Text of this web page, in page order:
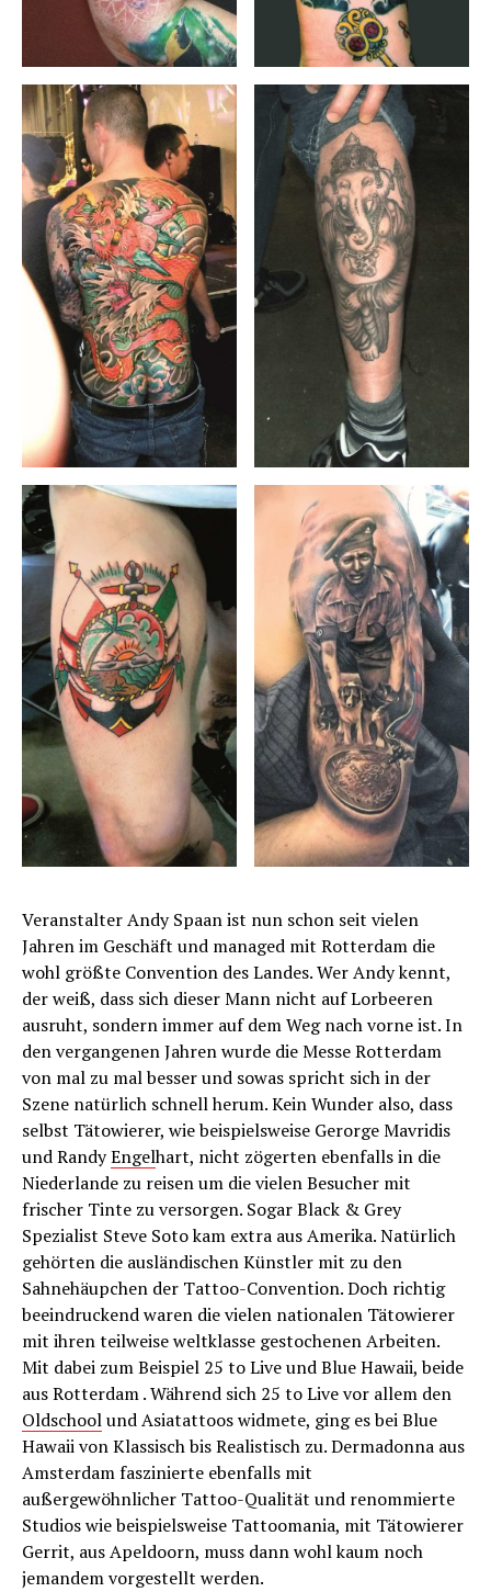
Veranstalter Andy Spaan ist nun schon seit vielen
Jahren im Geschäft und managed mit Rotterdam die
wohl größte Convention des Landes. Wer Andy kennt,
der weiß, dass sich dieser Mann nicht auf Lorbeeren
ausruht, sondern immer auf dem Weg nach vorne ist. In
den vergangenen Jahren wurde die Messe Rotterdam
von mal zu mal besser und sowas spricht sich in der
Szene natürlich schnell herum. Kein Wunder also, dass
selbst Tätowierer, wie beispielsweise Gerorge Mavridis
und RandyEngelhart, nicht zögerten ebenfalls in die
Niederlande zu reisen um die vielen Besucher mit
frischer Tinte zu versorgen. Sogar Black & Grey
Spezialist Steve Soto kam extra aus Amerika. Natürlich
gehörten die ausländischen Künstler mit zu den
Sahnehäupchen der Tattoo-Convention. Doch richtig
beeindruckend waren die vielen nationalen Tätowierer
mit ihren teilweise weltklasse gestochenen Arbeiten.
Mit dabei zum Beispiel 25 to Live und Blue Hawaii, beide
aus Rotterdam . Während sich 25 to Live vor allem den
Oldschoolund Asiatattoos widmete, ging es bei Blue
Hawaii von Klassisch bis Realistisch zu. Dermadonna aus
Amsterdam faszinierte ebenfalls mit
außergewöhnlicher Tattoo-Qualität und renommierte
Studios wie beispielsweise Tattoomania, mit Tätowierer
Gerrit, aus Apeldoorn, muss dann wohl kaum noch
jemandem vorgestellt werden.